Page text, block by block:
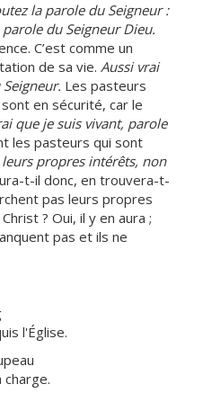
la parole du Seigneur :
du Seigneur Dieu.
C’est comme un
de sa vie. Aussi vrai
Les pasteurs
en sécurité, car le
que je suis vivant, parole
les pasteurs qui sont
propres intérêts, non
t-il donc, en trouvera-t-
pas leurs propres
? Oui, il y en aura ;
pas et ils ne
l'Église.